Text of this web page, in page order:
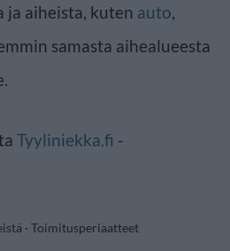
aiheista, kuten auto,
samasta aihealueesta
Tyyliniekka.fi -
· Toimitusperiaatteet